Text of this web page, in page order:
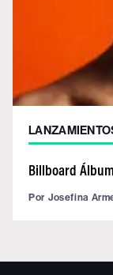
Billboard
Por Josefina